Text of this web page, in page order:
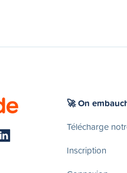
🚀 On
Télécharge
Inscription